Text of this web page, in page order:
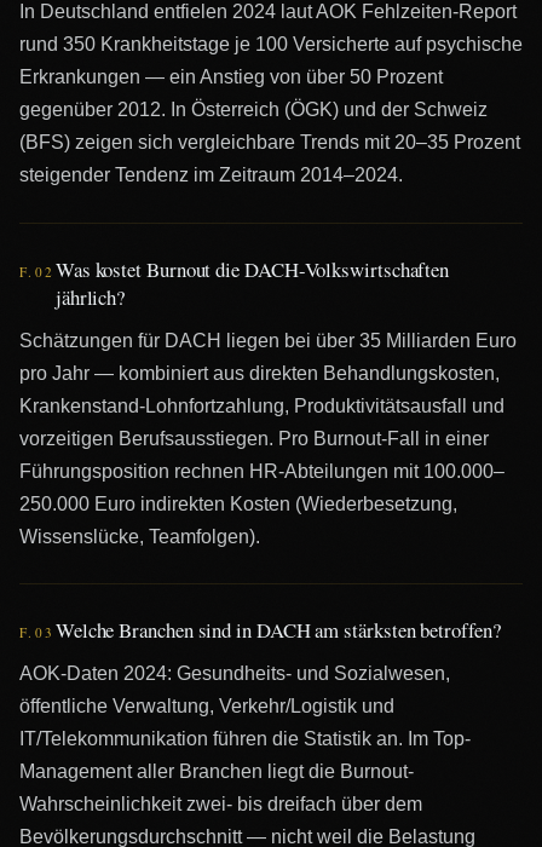
In Deutschland entfielen 2024 laut AOK Fehlzeiten-Report
rund 350 Krankheitstage je 100 Versicherte auf psychische
Erkrankungen — ein Anstieg von über 50 Prozent
gegenüber 2012. In Österreich (ÖGK) und der Schweiz
(BFS) zeigen sich vergleichbare Trends mit 20–35 Prozent
steigender Tendenz im Zeitraum 2014–2024.
F.02 Was kostet Burnout die DACH-Volkswirtschaften
jährlich?
Schätzungen für DACH liegen bei über 35 Milliarden Euro
pro Jahr — kombiniert aus direkten Behandlungskosten,
Krankenstand-Lohnfortzahlung, Produktivitätsausfall und
vorzeitigen Berufsausstiegen. Pro Burnout-Fall in einer
Führungsposition rechnen HR-Abteilungen mit 100.000–
250.000 Euro indirekten Kosten (Wiederbesetzung,
Wissenslücke, Teamfolgen).
F.03 Welche Branchen sind in DACH am stärksten betroffen?
AOK-Daten 2024: Gesundheits- und Sozialwesen,
öffentliche Verwaltung, Verkehr/Logistik und
IT/Telekommunikation führen die Statistik an. Im Top-
Management aller Branchen liegt die Burnout-
Wahrscheinlichkeit zwei- bis dreifach über dem
Bevölkerungsdurchschnitt — nicht weil die Belastung